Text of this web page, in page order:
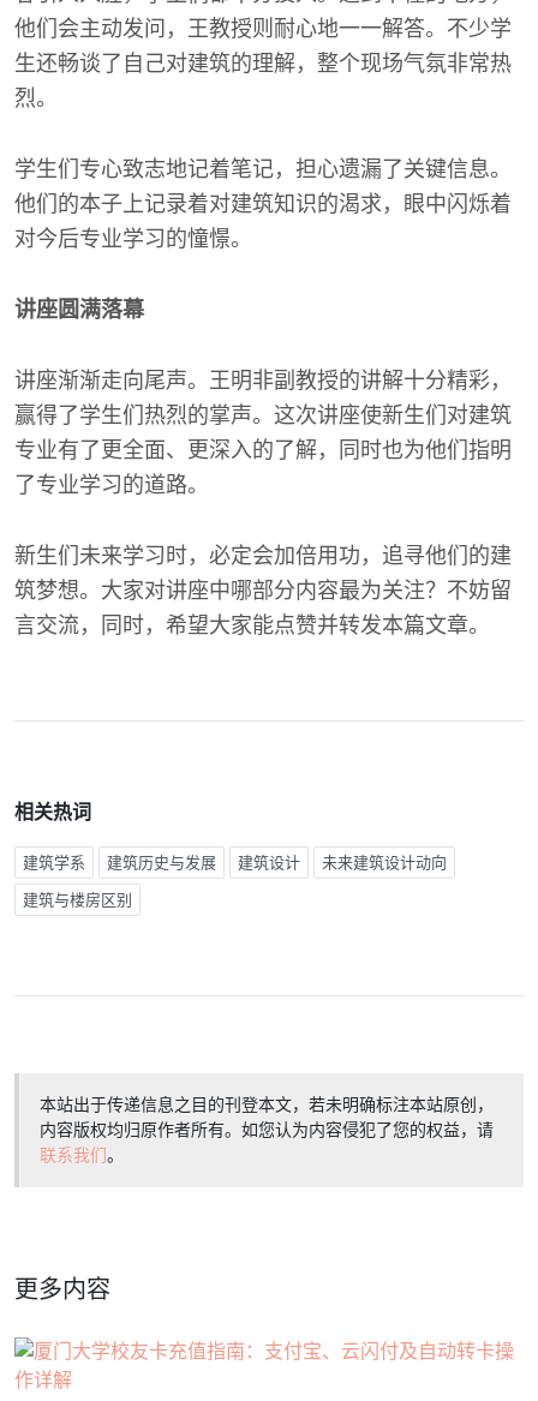
他们会主动发问，王教授则耐心地一一解答。不少学
生还畅谈了自己对建筑的理解，整个现场气氛非常热
烈。
学生们专心致志地记着笔记，担心遗漏了关键信息。
他们的本子上记录着对建筑知识的渴求，眼中闪烁着
对今后专业学习的憧憬。
讲座圆满落幕
讲座渐渐走向尾声。王明非副教授的讲解十分精彩，
赢得了学生们热烈的掌声。这次讲座使新生们对建筑
专业有了更全面、更深入的了解，同时也为他们指明
了专业学习的道路。
新生们未来学习时，必定会加倍用功，追寻他们的建
筑梦想。大家对讲座中哪部分内容最为关注？不妨留
言交流，同时，希望大家能点赞并转发本篇文章。
相关热词
建筑学系 建筑历史与发展 建筑设计 未来建筑设计动向
建筑与楼房区别
本站出于传递信息之目的刊登本文，若未明确标注本站原创，
内容版权均归原作者所有。如您认为内容侵犯了您的权益，请
联系我们。
更多内容